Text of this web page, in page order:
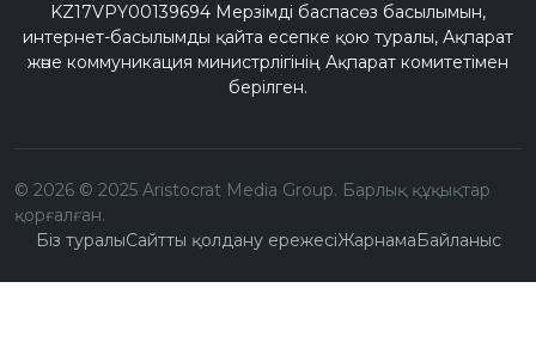
KZ17VPY00139694 Мерзімді баспасөз басылымын,
интернет-басылымды қайта есепке қою туралы, Ақпарат
және коммуникация министрлігінің Ақпарат комитетімен
берілген.
© 2026 © 2025 Aristocrat Media Group. Барлық құқықтар
қорғалған.
Біз туралыСайтты қолдану ережесіЖарнама Байланыс